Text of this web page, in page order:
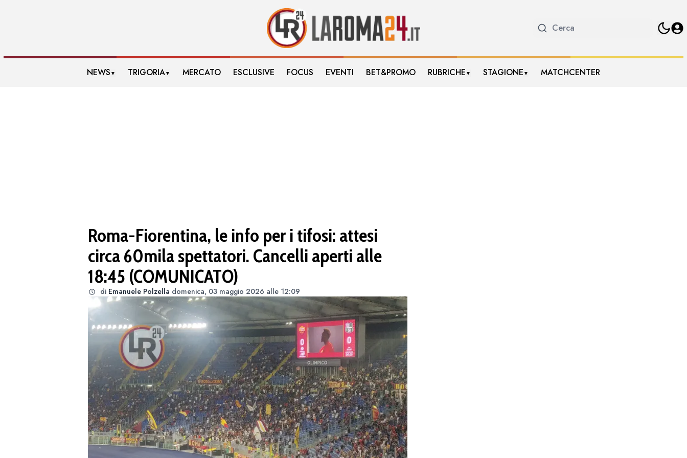
NEWS ▼ TRIGORIA▼ MERCATO ESCLUSIVE FOCUS EVENTI BET&PROMO RUBRICHE ▼ STAGIONE ▼ MATCHCENTER
Roma-Fiorentina, le info per i tifosi: attesi
circa 60mila spettatori. Cancelli aperti alle
18:45 (COMUNICATO)
di Emanuele Polzella domenica, 03 maggio 2026 alle 12:09